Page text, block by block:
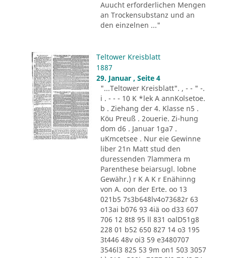
Auucht erforderlichen Mengen
an Trockensubstanz und an
den einzelnen ..."
Teltower Kreisblatt
1887
29. Januar , Seite 4
"...Teltower Kreisblatt". , - - " -.
i . - - - 10 K *lek A annKolsetoe.
b . Ziehang der 4. Klasse n5 .
Köu Preuß . 2ouerie. Zi-hung
dom d6 . Januar 1ga7 .
uKmcetsee . Nur eie Gewinne
liber 21n Matt stud den
duressenden 7lammera m
Parenthese beiarsugl. lobne
Gewähr.) r K A K r Enähinng
von A. oon der Erte. oo 13
021b5 7s3b648lv4o73682r 63
o13ai b076 93 4iä oo d33 607
706 12 8t8 95 ll 831 oalD51g8
228 01 b52 650 827 14 o3 195
3t446 48v oi3 59 e3480707
3546l3 825 53 9m on1 503 3057